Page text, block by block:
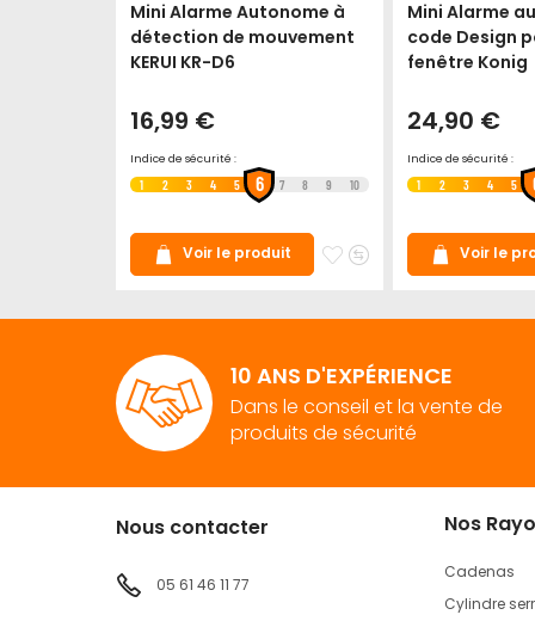
Mini Alarme Autonome à
détection de mouvement
KERUI KR-D6
16,99 €
Indice de sécurité :
1 2 3 4 5 6 7 8 9 10
Voir le produit
AjouterAjouter
Mini Alarme
code Design
fenêtre Konig
24,90 €
Indice de sécurité :
1 2 3 4 5
Voir le
10 ANS D'EXPÉRIENCE
Dans le conseil et la vente de
produits de sécurité
Nous contacter
05 61 46 11 77
Nos
Cadenas
Cylindre